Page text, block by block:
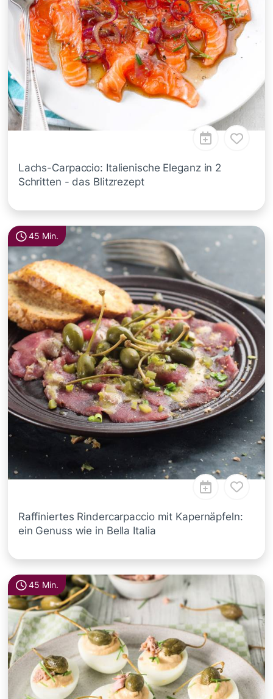
Lachs-Carpaccio: Italienische Eleganz in 2
Schritten - das Blitzrezept
45 Min.
Raffiniertes Rindercarpaccio mit Kapernäpfeln:
ein Genuss wie in Bella Italia
45 Min.